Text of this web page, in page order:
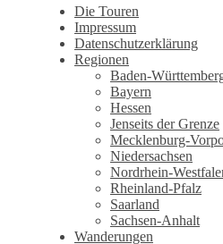
Wandertagebuch von
Wirschum
Die Touren
Impressum
Datenschutzerklärung
Regionen
Baden-
Bayern
Hessen
Jenseits der Grenze
Mecklenburg-
Niedersachsen
Nordrhein-
Rheinland-Pfalz
Saarland
Sachsen-Anhalt
Wanderungen